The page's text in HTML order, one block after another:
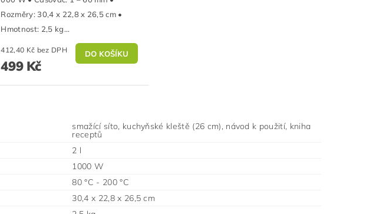
Rozměry: 30,4 x 22,8 x 26,5 cm •
Hmotnost: 2,5 kg...
412,40 Kč bez DPH
499 Kč
smažící síto, kuchyňské kleště (26 cm), návod k použití, kniha
receptů
2 l
1000 W
80 °C - 200 °C
30,4 x 22,8 x 26,5 cm